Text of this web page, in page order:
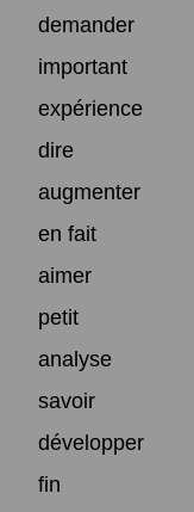
demander
important
expérience
dire
augmenter
en fait
aimer
petit
analyse
savoir
développer
fin